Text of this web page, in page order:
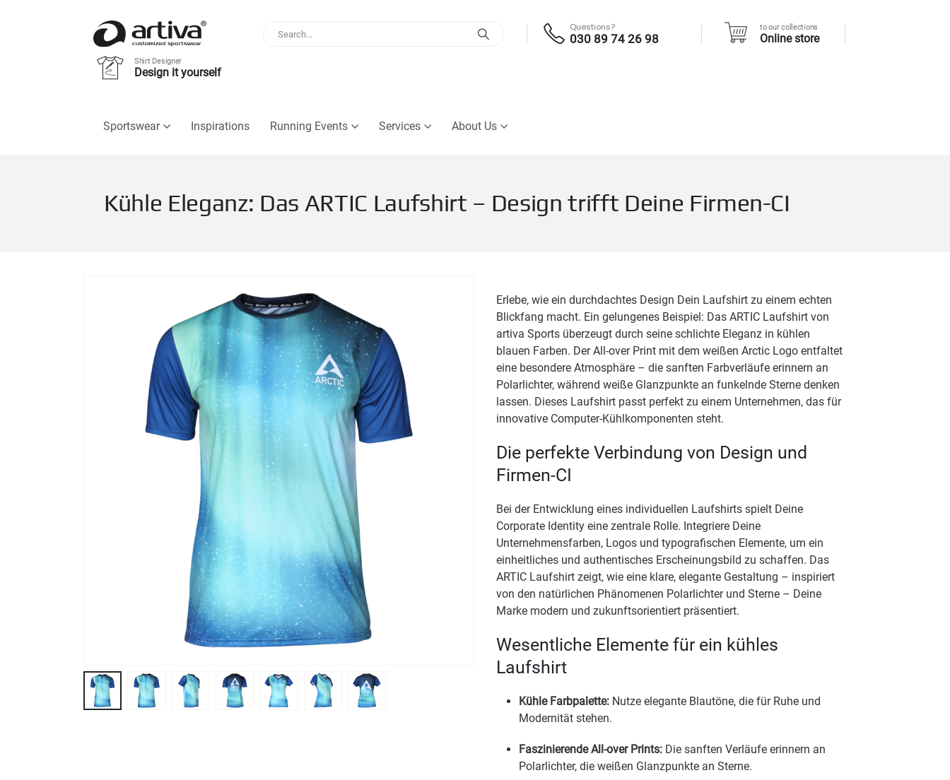
Questions?
030 89 74 26 98
to our collections
Online store
Shirt Designer
Design it yourself
Sportswear Inspirations Running Events Services About Us
Kühle Eleganz: Das ARTIC Laufshirt – Design trifft Deine Firmen-CI
Erlebe, wie ein durchdachtes Design Dein Laufshirt zu einem echten
Blickfang macht. Ein gelungenes Beispiel: Das ARTIC Laufshirt von
artiva Sports überzeugt durch seine schlichte Eleganz in kühlen
blauen Farben. Der All-over Print mit dem weißen Arctic Logo entfaltet
eine besondere Atmosphäre – die sanften Farbverläufe erinnern an
Polarlichter, während weiße Glanzpunkte an funkelnde Sterne denken
lassen. Dieses Laufshirt passt perfekt zu einem Unternehmen, das für
innovative Computer-Kühlkomponenten steht.
Die perfekte Verbindung von Design und
Firmen-CI
Bei der Entwicklung eines individuellen Laufshirts spielt Deine
Corporate Identity eine zentrale Rolle. Integriere Deine
Unternehmensfarben, Logos und typografischen Elemente, um ein
einheitliches und authentisches Erscheinungsbild zu schaffen. Das
ARTIC Laufshirt zeigt, wie eine klare, elegante Gestaltung – inspiriert
von den natürlichen Phänomenen Polarlichter und Sterne – Deine
Marke modern und zukunftsorientiert präsentiert.
Wesentliche Elemente für ein kühles
Laufshirt
Kühle Farbpalette: Nutze elegante Blautöne, die für Ruhe und
Modernität stehen.
Faszinierende All-over Prints: Die sanften Verläufe erinnern an
Polarlichter, die weißen Glanzpunkte an Sterne.